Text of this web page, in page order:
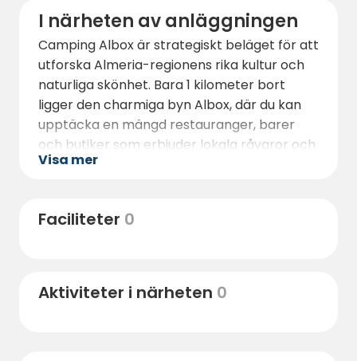
I närheten av anläggningen
Camping Albox är strategiskt beläget för att
utforska Almeria-regionens rika kultur och
naturliga skönhet. Bara 1 kilometer bort
ligger den charmiga byn Albox, där du kan
upptäcka en mängd restauranger, barer
och butiker som erbjuder lokala råvaror och
gastronomiska specialiteter.
området flera vandrings- och cykelleder, så
njuta av den lokala floran och faunan.
Visa mer
Faciliteter 0
Aktiviteter i närheten 0